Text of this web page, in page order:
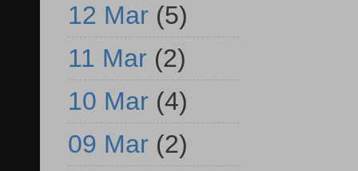
12 Mar (5)
11 Mar (2)
10 Mar (4)
09 Mar (2)